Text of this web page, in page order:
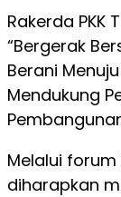
Rakerda PKK
“Bergerak
Berani
Mendukung
Melalui forum
diharapkan